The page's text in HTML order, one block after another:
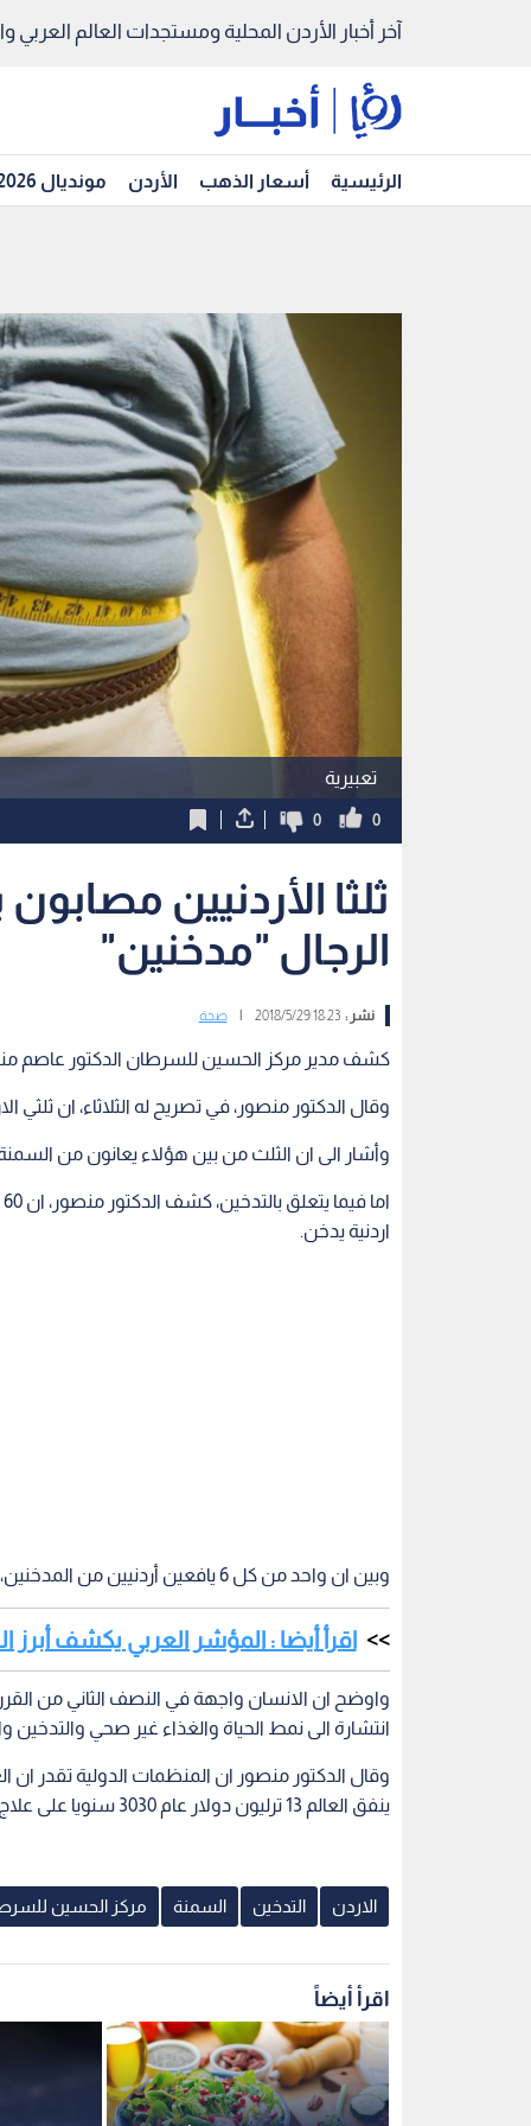
آخر أخبار الأردن المحلية ومستجدات العالم العربي
الرئيسية أسعار الذهب الأردن مونديال 2026
تعبيرية
0
0
الرجال "مدخنين"
نشر :18:23 2018/5/29 صحة
كشف مدير مركز الحسين للسرطان الدكتور عاصم
وقال الدكتور منصور، في تصريح له الثلاثاء، ان ثلثي
وأشار الى ان الثلث من بين هؤلاء يعانون من
اردنية يدخن.
وبين ان واحد من كل 6 يافعين أردنيين من المدخنين، وفق دراسة علمية حديثة.
اقرأ أيضا : المؤشر العربي يكشف أبرز
واوضح ان الانسان واجهة في النصف الثاني من
انتشارة الى نمط الحياة والغذاء غير صحي والتدخين
ينفق العالم 13 ترليون دولار عام 3030 سنويا على علاج المرضى المصابين بهذه الامراض .
الاردن التدخين السمنة مركز الحسين
اقرأ أيضاً